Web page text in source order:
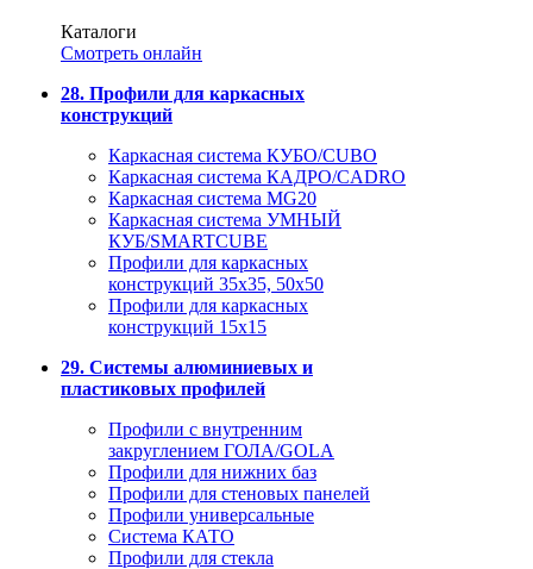
Каталоги
Смотреть онлайн
28. Профили для каркасных
конструкций
Каркасная система КУБО/CUBO
Каркасная система КАДРО/CADRO
Каркасная система MG20
Каркасная система УМНЫЙ
КУБ/SMARTCUBE
Профили для каркасных
конструкций 35x35, 50x50
Профили для каркасных
конструкций 15х15
29. Системы алюминиевых и
пластиковых профилей
Профили с внутренним
закруглением ГОЛА/GOLA
Профили для нижних баз
Профили для стеновых панелей
Профили универсальные
Система КАТО
Профили для стекла